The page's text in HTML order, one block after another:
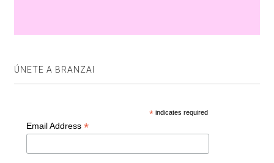
ÚNETE A BRANZAI
* indicates required
Email Address *